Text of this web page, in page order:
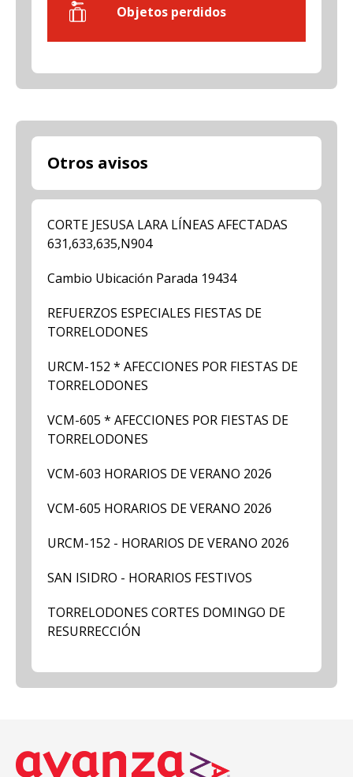
Objetos perdidos
Otros avisos
CORTE JESUSA LARA LÍNEAS AFECTADAS
631,633,635,N904
Cambio Ubicación Parada 19434
REFUERZOS ESPECIALES FIESTAS DE
TORRELODONES
URCM-152 * AFECCIONES POR FIESTAS DE
TORRELODONES
VCM-605 * AFECCIONES POR FIESTAS DE
TORRELODONES
VCM-603 HORARIOS DE VERANO 2026
VCM-605 HORARIOS DE VERANO 2026
URCM-152 - HORARIOS DE VERANO 2026
SAN ISIDRO - HORARIOS FESTIVOS
TORRELODONES CORTES DOMINGO DE
RESURRECCIÓN